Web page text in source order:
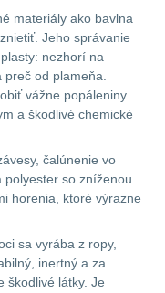
materiály ako bavlna
Jeho správanie
nezhorí na
od plameňa.
vážne popáleniny
a škodlivé chemické
čalúnenie vo
so zníženou
horenia, ktoré výrazne
sa vyrába z ropy,
inertný a za
škodlivé látky. Je